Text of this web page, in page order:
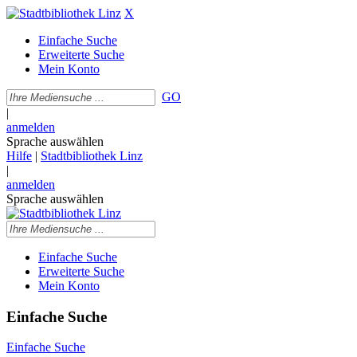
X
Einfache Suche
Erweiterte Suche
Mein Konto
GO
|
anmelden
Sprache auswählen
Hilfe | Stadtbibliothek Linz
|
anmelden
Sprache auswählen
Einfache Suche
Erweiterte Suche
Mein Konto
Einfache Suche
Einfache Suche